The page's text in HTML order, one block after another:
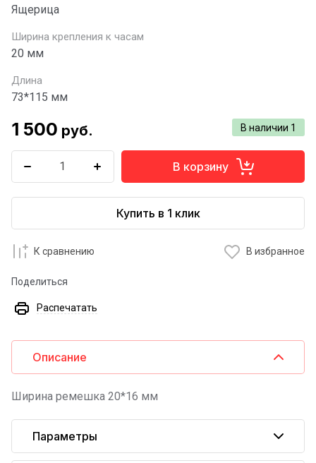
Ящерица
Ширина крепления к часам
20 мм
Длина
73*115 мм
В наличии 1
1 500 руб.
В корзину
Купить в 1 клик
К сравнению В избранное
Поделиться
Распечатать
Описание
Ширина ремешка 20*16 мм
Параметры